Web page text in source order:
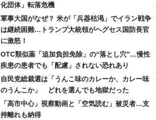
化団体」転落危機
軍事大国がなぜ？ 米が「兵器枯渇」でイラン戦争
は継続困難…トランプ大統領がヘグセス国防長官
に激怒！
OTC類似薬「追加負担免除」の“落とし穴”…慢性
疾患の患者でも「配慮」されない恐れあり
自民党総裁選は「うんこ味のカレーか、カレー味
のうんこか」 どれを選んでも地獄だった
「高市中心」視察動画と「空気読む」被災者…支
持離れも納得